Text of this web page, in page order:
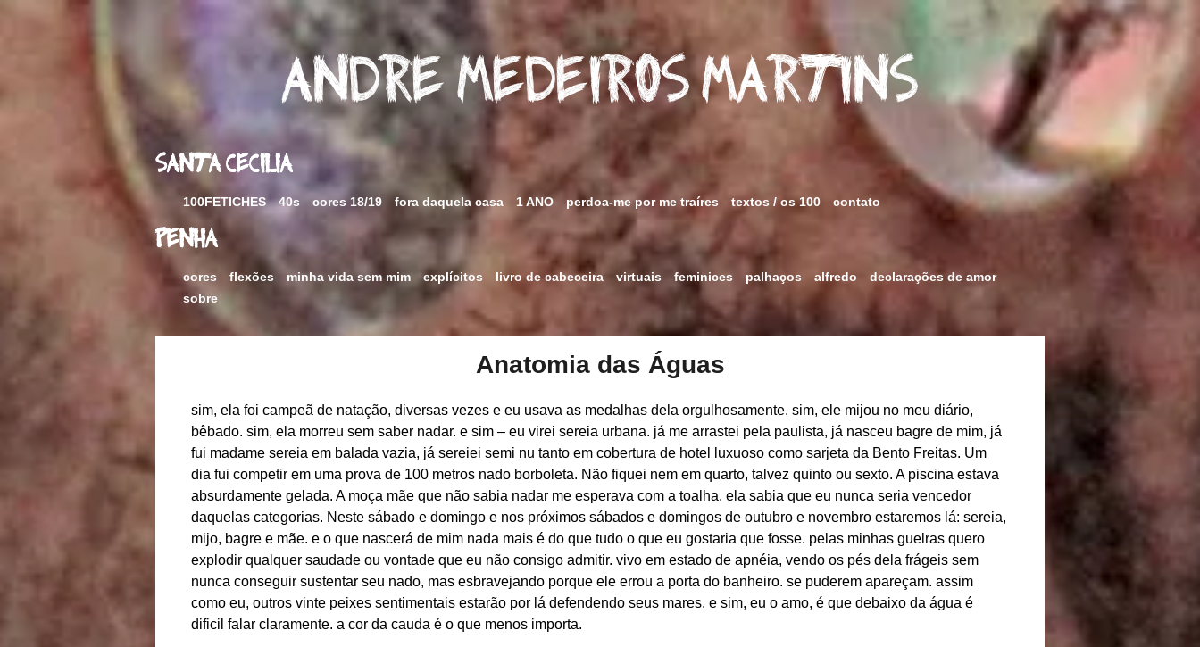
Andre Medeiros Martins
Santa Cecilia
100FETICHES 40s cores 18/19 fora daquela casa 1 ANO perdoa-me por me traíres textos / os 100 contato
Penha
cores flexões minha vida sem mim explícitos livro de cabeceira virtuais feminices palhaços alfredo
declarações de amor
sobre
Anatomia das Águas
sim, ela foi campeã de natação, diversas vezes e eu usava as medalhas dela orgulhosamente. sim, ele mijou no meu diário,
bêbado. sim, ela morreu sem saber nadar. e sim – eu virei sereia urbana. já me arrastei pela paulista, já nasceu bagre de mim, já
fui madame sereia em balada vazia, já sereiei semi nu tanto em cobertura de hotel luxuoso como sarjeta da Bento Freitas. Um
dia fui competir em uma prova de 100 metros nado borboleta. Não fiquei nem em quarto, talvez quinto ou sexto. A piscina estava
absurdamente gelada. A moça mãe que não sabia nadar me esperava com a toalha, ela sabia que eu nunca seria vencedor
daquelas categorias. Neste sábado e domingo e nos próximos sábados e domingos de outubro e novembro estaremos lá: sereia,
mijo, bagre e mãe. e o que nascerá de mim nada mais é do que tudo o que eu gostaria que fosse. pelas minhas guelras quero
explodir qualquer saudade ou vontade que eu não consigo admitir. vivo em estado de apnéia, vendo os pés dela frágeis sem
nunca conseguir sustentar seu nado, mas esbravejando porque ele errou a porta do banheiro. se puderem apareçam. assim
como eu, outros vinte peixes sentimentais estarão por lá defendendo seus mares. e sim, eu o amo, é que debaixo da água é
dificil falar claramente. a cor da cauda é o que menos importa.